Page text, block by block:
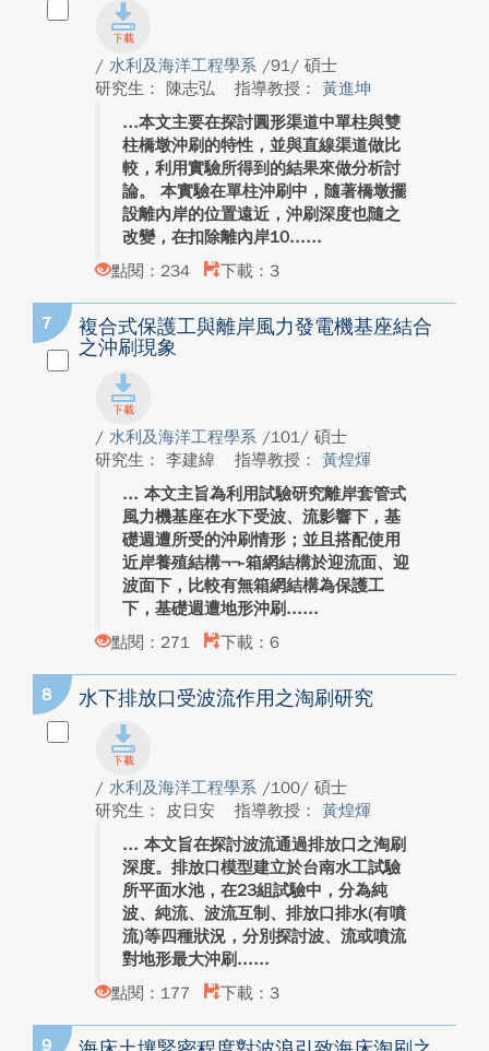
/ 水利及海洋工程學系 /91/ 碩士
研究生： 陳志弘
指導教授： 黃進坤
本文主要在探討圓形渠道中單柱與雙
柱橋墩沖刷的特性，並與直線渠道做比
較，利用實驗所得到的結果來做分析討
論。 本實驗在單柱沖刷中，隨著橋墩擺
設離內岸的位置遠近，沖刷深度也隨之
改變，在扣除離內岸10...
點閱：234
下載：3
7
複合式保護工與離岸風力發電機基座結合
之沖刷現象
/ 水利及海洋工程學系 /101/ 碩士
研究生： 李建緯
指導教授： 黃煌煇
本文主旨為利用試驗研究離岸套管式
風力機基座在水下受波、流影響下，基
礎週遭所受的沖刷情形；並且搭配使用
近岸養殖結構¬¬-箱網結構於迎流面、迎
波面下，比較有無箱網結構為保護工
下，基礎週遭地形沖刷...
點閱：271
下載：6
8 水下排放口受波流作用之淘刷研究
/ 水利及海洋工程學系 /100/ 碩士
研究生： 皮日安
指導教授： 黃煌煇
本文旨在探討波流通過排放口之淘刷
深度。排放口模型建立於台南水工試驗
所平面水池，在23組試驗中，分為純
波、純流、波流互制、排放口排水(有噴
流)等四種狀況，分別探討波、流或噴流
對地形最大沖刷...
點閱：177
下載：3
9